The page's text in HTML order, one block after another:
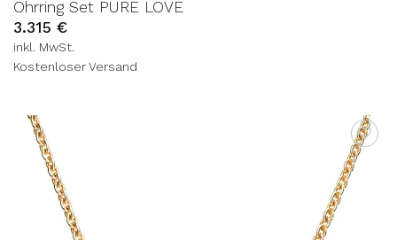
Ohrring Set PURE LOVE
3.315 €
inkl. MwSt.
Kostenloser Versand
WUNSCHLISTE